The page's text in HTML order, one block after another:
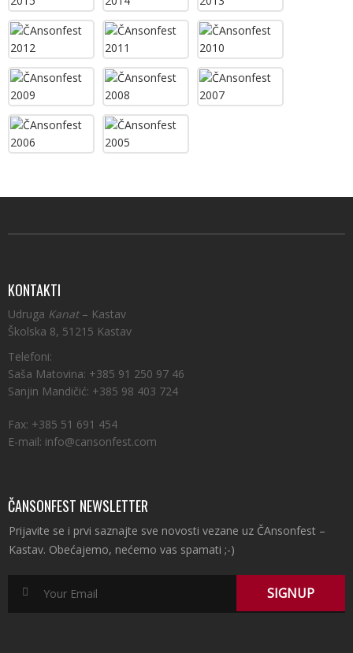
ČAnsonfest
2018
ČAnsonfest
2017
ČAnsonfest
2016
ČAnsonfest
2015
ČAnsonfest
2014
ČAnsonfest
2013
ČAnsonfest
2012
ČAnsonfest
2011
ČAnsonfest
ČAnsonfest
ČAnsonfest
KONTAKTI
Udruga Kanat– Kastav
Školska 8, 51215 Kastav
Telefoni:
Saša Matovina: +385 91 250 97 46
Sanjin Mandičić: +385 98 403 724
Fax: +385 51 691 454
E-mail: info@cansonfest.com
ČANSONFEST NEWSLETTER
Prijavite se i prvi saznajte sve novosti vezane uz ČAnsonfest –
Kastav. Obećajemo, nećemo vas spamati ;-)